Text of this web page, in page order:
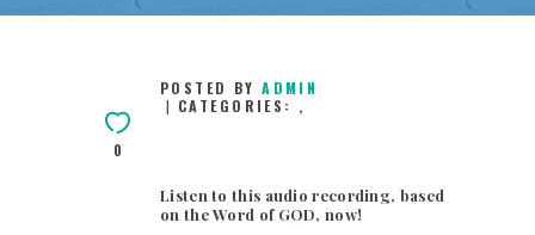
0
POSTED BYADMIN
CATEGORIES: ,
Listen to this audio recording, based
on the Word of GOD, now!